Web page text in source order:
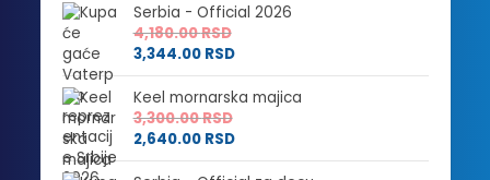
Serbia - Official 2026
4,180.00RSD
3,344.00 RSD
Keel mornarska majica
3,300.00RSD
2,640.00 RSD